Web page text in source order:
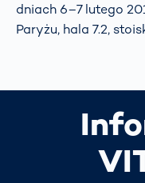
dniach 6–7 lutego
Paryżu, hala 7.2,